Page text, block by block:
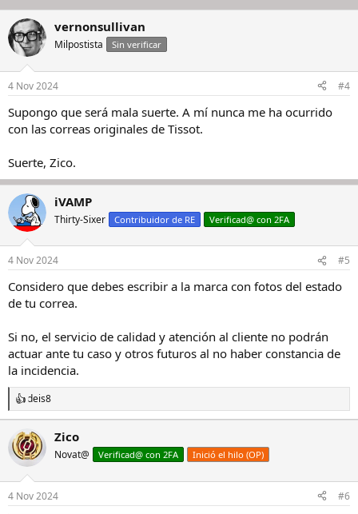
vernonsullivan
Milpostista Sin verificar
4 Nov 2024 #4
Supongo que será mala suerte. A mí nunca me ha ocurrido
con las correas originales de Tissot.
Suerte, Zico.
iVAMP
Thirty-Sixer Contribuidor de RE Verificad@ con 2FA
4 Nov 2024 #5
Considero que debes escribir a la marca con fotos del estado
de tu correa.
Si no, el servicio de calidad y atención al cliente no podrán
actuar ante tu caso y otros futuros al no haber constancia de
la incidencia.
R
e
c
c
o
n
e
deis8
Zico
Novat@ Verificad@ con 2FA Inició el hilo (OP)
4 Nov 2024 #6